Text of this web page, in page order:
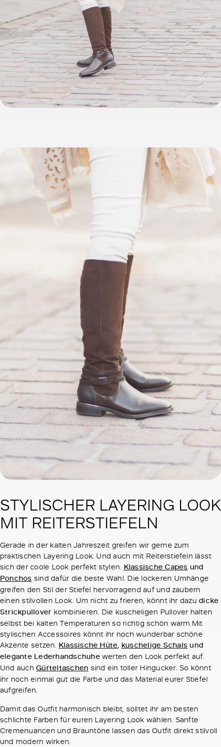
STYLISCHER LAYERING LOOK
MIT REITERSTIEFELN
Gerade in der kalten Jahreszeit greifen wir gerne zum
praktischen Layering Look. Und auch mit Reiterstiefeln lässt
sich der coole Look perfekt stylen. Klassische Capes und
Ponchos sind dafür die beste Wahl. Die lockeren Umhänge
greifen den Stil der Stiefel hervorragend auf und zaubern
einen stilvollen Look. Um nicht zu frieren, könnt ihr dazudicke
Strickpullover kombinieren. Die kuscheligen Pullover halten
selbst bei kalten Temperaturen so richtig schön warm.Mit
stylischen Accessoires könnt ihr noch wunderbar schöne
Akzente setzen. Klassische Hüte, kuschelige Schals und
elegante Lederhandschuhewerten den Look perfekt auf.
Und auchGürteltaschen sind ein toller Hingucker. So könnt
ihr noch einmal gut die Farbe und das Material eurer Stiefel
aufgreifen.
Damit das Outfit harmonisch bleibt, solltet ihr am besten
schlichte Farben für euren Layering Look wählen. Sanfte
Cremenuancen und Brauntöne lassen das Outfit direkt stilvoll
und modern wirken.